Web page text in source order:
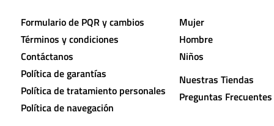
Formulario de PQR y cambios
Términos y condiciones
Contáctanos
Política de garantías
Política de tratamiento personales
Política de navegación
Mujer
Hombre
Niños
Nuestras Tiendas
Preguntas Frecuentes